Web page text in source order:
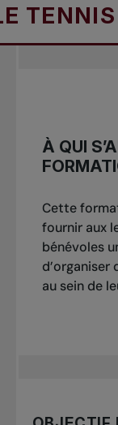
À QUI
Cette
fournir aux
bénévoles
d’organiser
au sein de